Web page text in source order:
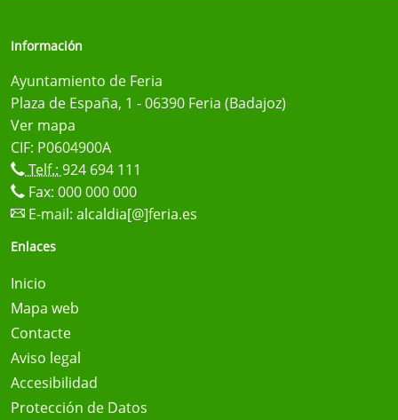
Información
Ayuntamiento de Feria
Plaza de España, 1 - 06390 Feria (Badajoz)
Ver mapa
CIF: P0604900A
Telf.: 924 694 111
Fax: 000 000 000
E-mail: alcaldia[@]feria.es
Enlaces
Inicio
Mapa web
Contacte
Aviso legal
Accesibilidad
Protección de Datos